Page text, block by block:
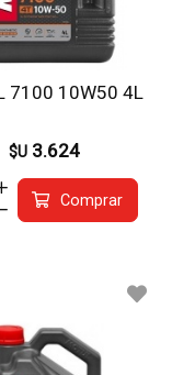
7100 10W50 4L
$U 3.624
Comprar